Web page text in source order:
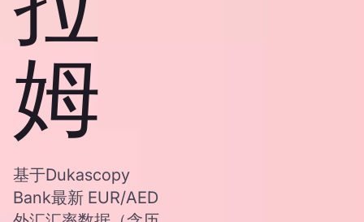
姆
基于Dukascopy
Bank最新 EUR/AED